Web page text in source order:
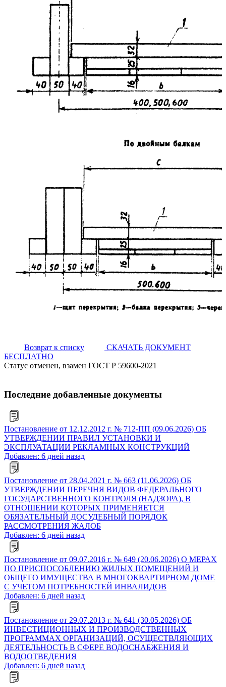
Возврат к списку
СКАЧАТЬ ДОКУМЕНТ
БЕСПЛАТНО
Статус отменен, взамен ГОСТ Р 59600-2021
Последние добавленные документы
Постановление от 12.12.2012 г. № 712-ПП (09.06.2026) ОБ
УТВЕРЖДЕНИИ ПРАВИЛ УСТАНОВКИ И
ЭКСПЛУАТАЦИИ РЕКЛАМНЫХ КОНСТРУКЦИЙ
Добавлен: 6 дней назад
Постановление от 28.04.2021 г. № 663 (11.06.2026) ОБ
УТВЕРЖДЕНИИ ПЕРЕЧНЯ ВИДОВ ФЕДЕРАЛЬНОГО
ГОСУДАРСТВЕННОГО КОНТРОЛЯ (НАДЗОРА), В
ОТНОШЕНИИ КОТОРЫХ ПРИМЕНЯЕТСЯ
ОБЯЗАТЕЛЬНЫЙ ДОСУДЕБНЫЙ ПОРЯДОК
РАССМОТРЕНИЯ ЖАЛОБ
Добавлен: 6 дней назад
Постановление от 09.07.2016 г. № 649 (20.06.2026) О МЕРАХ
ПО ПРИСПОСОБЛЕНИЮ ЖИЛЫХ ПОМЕЩЕНИЙ И
ОБЩЕГО ИМУЩЕСТВА В МНОГОКВАРТИРНОМ ДОМЕ
С УЧЕТОМ ПОТРЕБНОСТЕЙ ИНВАЛИДОВ
Добавлен: 6 дней назад
Постановление от 29.07.2013 г. № 641 (30.05.2026) ОБ
ИНВЕСТИЦИОННЫХ И ПРОИЗВОДСТВЕННЫХ
ПРОГРАММАХ ОРГАНИЗАЦИЙ, ОСУЩЕСТВЛЯЮЩИХ
ДЕЯТЕЛЬНОСТЬ В СФЕРЕ ВОДОСНАБЖЕНИЯ И
ВОДООТВЕДЕНИЯ
Добавлен: 6 дней назад